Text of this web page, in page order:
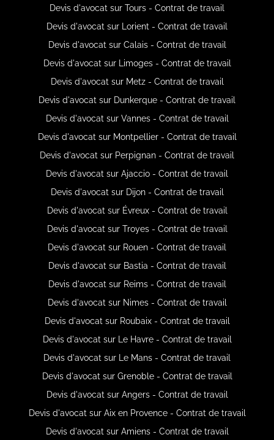
Devis d'avocat sur Tours - Contrat de travail
Devis d'avocat sur Lorient - Contrat de travail
Devis d'avocat sur Calais - Contrat de travail
Devis d'avocat sur Limoges - Contrat de travail
Devis d'avocat sur Metz - Contrat de travail
Devis d'avocat sur Dunkerque - Contrat de travail
Devis d'avocat sur Vannes - Contrat de travail
Devis d'avocat sur Montpellier - Contrat de travail
Devis d'avocat sur Perpignan - Contrat de travail
Devis d'avocat sur Ajaccio - Contrat de travail
Devis d'avocat sur Dijon - Contrat de travail
Devis d'avocat sur Évreux - Contrat de travail
Devis d'avocat sur Troyes - Contrat de travail
Devis d'avocat sur Rouen - Contrat de travail
Devis d'avocat sur Bastia - Contrat de travail
Devis d'avocat sur Reims - Contrat de travail
Devis d'avocat sur Nimes - Contrat de travail
Devis d'avocat sur Roubaix - Contrat de travail
Devis d'avocat sur Le Havre - Contrat de travail
Devis d'avocat sur Le Mans - Contrat de travail
Devis d'avocat sur Grenoble - Contrat de travail
Devis d'avocat sur Angers - Contrat de travail
Devis d'avocat sur Aix en Provence - Contrat de travail
Devis d'avocat sur Amiens - Contrat de travail